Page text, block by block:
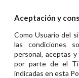
Aceptación y
Como Usuario del
las condiciones
personal, aceptas
por parte de el
indicadas en esta